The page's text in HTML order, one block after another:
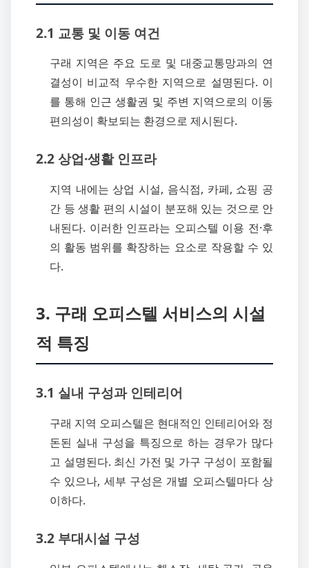
2.1 교통 및 이동 여건
구래 지역은 주요 도로 및 대중교통망과의 연
결성이 비교적 우수한 지역으로 설명된다. 이
를 통해 인근 생활권 및 주변 지역으로의 이동
편의성이 확보되는 환경으로 제시된다.
2.2 상업·생활 인프라
지역 내에는 상업 시설, 음식점, 카페, 쇼핑 공
간 등 생활 편의 시설이 분포해 있는 것으로 안
내된다. 이러한 인프라는 오피스텔 이용 전·후
의 활동 범위를 확장하는 요소로 작용할 수 있
다.
3. 구래 오피스텔 서비스의 시설
적 특징
3.1 실내 구성과 인테리어
구래 지역 오피스텔은 현대적인 인테리어와 정
돈된 실내 구성을 특징으로 하는 경우가 많다
고 설명된다. 최신 가전 및 가구 구성이 포함될
수 있으나, 세부 구성은 개별 오피스텔마다 상
이하다.
3.2 부대시설 구성